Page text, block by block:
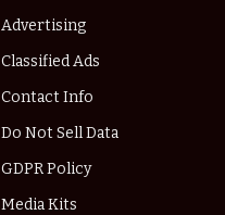
Advertising
Classified Ads
Contact Info
Do Not Sell Data
GDPR Policy
Media Kits